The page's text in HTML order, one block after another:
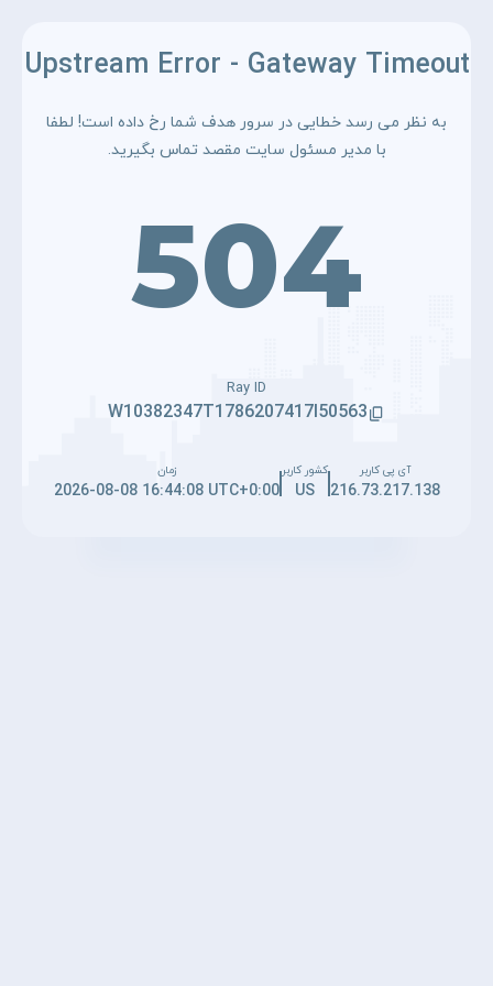
Upstream Error - Gateway Timeout
به نظر می رسد خطایی در سرور هدف شما رخ داده است! لطفا
با مدیر مسئول سایت مقصد تماس بگیرید.
504
Ray ID
W10382347T1786207417I50563
آی پی کاربر
216.73.217.138
کشور کاربر
US
زمان
2026-08-08 16:44:08 UTC+0:00